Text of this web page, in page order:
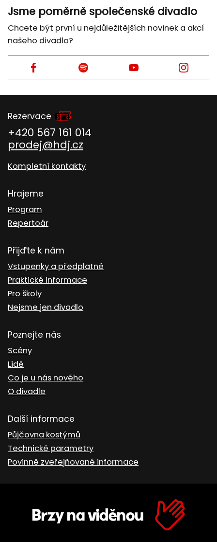
Jsme poměrně společenské divadlo
Chcete být první u nejdůležitějších novinek a akcí
našeho divadla?
Facebook Facebook Facebook Facebook
Rezervace
+420 567 161 014
prodej@hdj.cz
Kompletní kontakty
Hrajeme
Program
Repertoár
Přijďte k nám
Vstupenky a předplatné
Praktické informace
Pro školy
Nejsme jen divadlo
Poznejte nás
Scény
Lidé
Co je u nás nového
O divadle
Další informace
Půjčovna kostýmů
Technické parametry
Povinně zveřejňované informace
Brzy na viděnou